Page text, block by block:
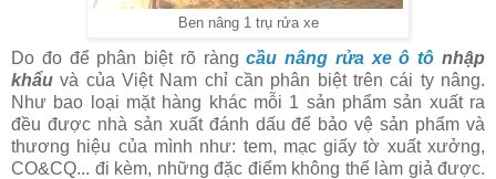
Ben nâng 1 trụ rửa xe
Do đo để phân biệt rõ ràngcầu nâng rửa xe ô tô nhập
khẩu và của Việt Nam chỉ cần phân biệt trên cái ty nâng.
Như bao loại mặt hàng khác mỗi 1 sản phẩm sản xuất ra
đều được nhà sản xuất đánh dấu để bảo vệ sản phẩm và
thương hiệu của mình như: tem, mạc giấy tờ xuất xưởng,
CO&CQ... đi kèm, những đặc điểm không thể làm giả được.